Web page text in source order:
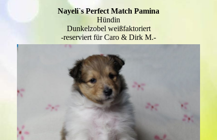
Nayeli`s Perfect Match Pamina
Hündin
Dunkelzobel weißfaktoriert
-reserviert für Caro & Dirk M.-